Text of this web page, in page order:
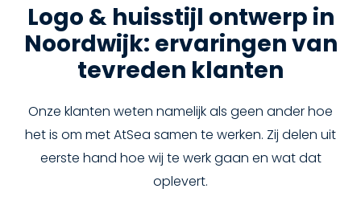
Logo & huisstijl ontwerp in
Noordwijk: ervaringen van
tevreden klanten
Onze klanten weten namelijk als geen ander hoe
het is om met AtSea samen te werken. Zij delen uit
eerste hand hoe wij te werk gaan en wat dat
oplevert.